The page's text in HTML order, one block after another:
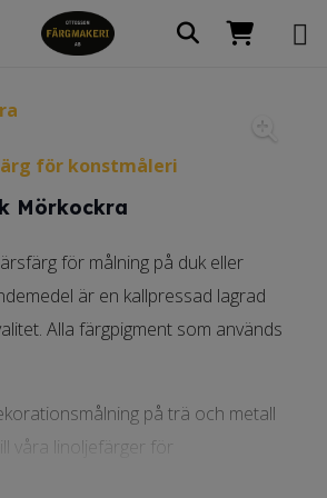
för konstmåleri
Mörkockra
för målning på duk eller
är en kallpressad lagrad
Alla färgpigment som används
på trä och metall
våra linoljefärger för